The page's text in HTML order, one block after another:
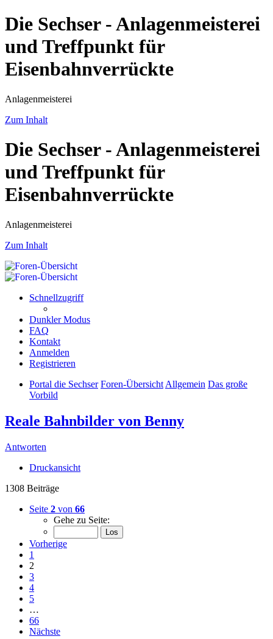
Die Sechser - Anlagenmeisterei
und Treffpunkt für
Eisenbahnverrückte
Anlagenmeisterei
Zum Inhalt
Die Sechser - Anlagenmeisterei
und Treffpunkt für
Eisenbahnverrückte
Anlagenmeisterei
Zum Inhalt
Schnellzugriff
Dunkler Modus
FAQ
Kontakt
Anmelden
Registrieren
Portal die Sechser Foren-Übersicht Allgemein Das große
Vorbild
Reale Bahnbilder von Benny
Antworten
Druckansicht
1308 Beiträge
Seite 2 von 66
Gehe zu Seite:
Vorherige
1
2
3
4
5
…
66
Nächste